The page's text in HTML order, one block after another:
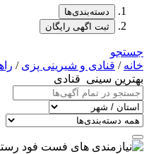
دسته‌بندی‌ها
ثبت اگهی رایگان
جستجو
خانه / قنادی و شیرینی پزی /
بهترین سینی‌ قنادی